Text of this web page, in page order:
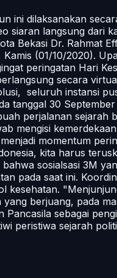
ini dilaksanakan
siaran langsung dari
Bekasi Dr. Rahmat
(01/10/2020).
peringatan Hari
secara
seluruh instansi
tanggal 30
perjalanan
mengisi
momentum
kita harus
sosialsasi 3M
pada saat ini.
berjuang, pada
sebagai
peristiwa sejarah